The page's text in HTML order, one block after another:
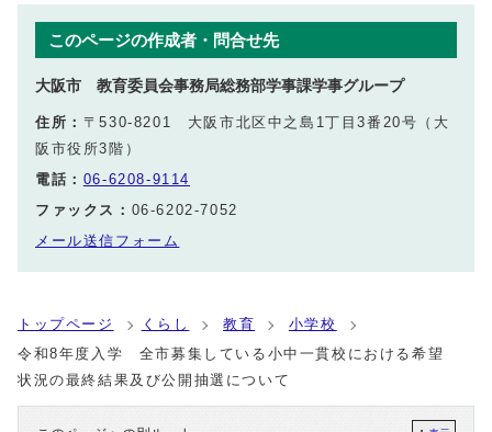
このページの作成者・問合せ先
大阪市 教育委員会事務局総務部学事課学事グループ
住所： 〒530-8201 大阪市北区中之島1丁目3番20号（大
阪市役所3階）
電話： 06-6208-9114
ファックス： 06-6202-7052
メール送信フォーム
トップページ くらし 教育
小学校
令和8年度入学 全市募集している小中一貫校における希望
状況の最終結果及び公開抽選について